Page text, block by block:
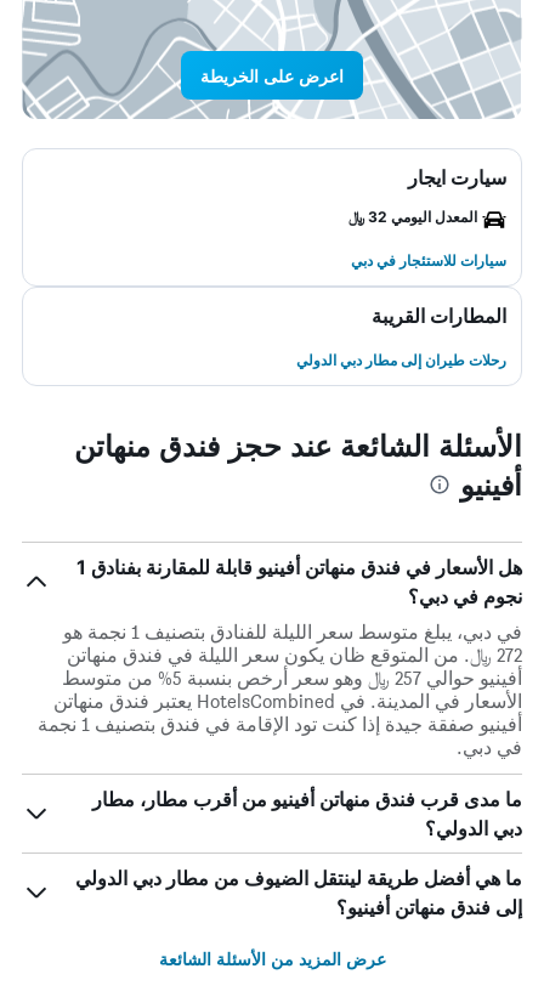
اعرض على الخريطة
سيارت ايجار
المعدل اليومي 32 ﷼
سيارات للاستئجار في دبي
المطارات القريبة
رحلات طيران إلى مطار دبي الدولي
الأسئلة الشائعة عند حجز فندق منهاتن
أفينيو
هل الأسعار في فندق منهاتن أفينيو قابلة للمقارنة بفنادق 1
نجوم في دبي؟
في دبي، يبلغ متوسط ​​سعر الليلة للفنادق بتصنيف 1 نجمة هو
272 ﷼. من المتوقع ظان يكون سعر الليلة في فندق منهاتن
أفينيو حوالي 257 ﷼ وهو سعر أرخص بنسبة 5% من متوسط
الأسعار في المدينة. في HotelsCombined يعتبر فندق منهاتن
أفينيو صفقة جيدة إذا كنت تود الإقامة في فندق بتصنيف 1 نجمة
في دبي.
ما مدى قرب فندق منهاتن أفينيو من أقرب مطار، مطار
دبي الدولي؟
ما هي أفضل طريقة لينتقل الضيوف من مطار دبي الدولي
إلى فندق منهاتن أفينيو؟
عرض المزيد من الأسئلة الشائعة